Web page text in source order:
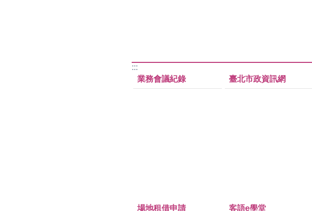
:::
業務會議紀錄
臺北市政資訊網
場地租借申請 客語e學堂